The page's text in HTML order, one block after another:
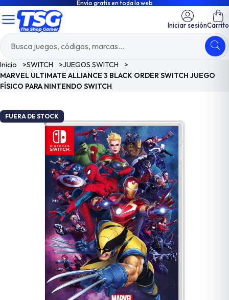
Envío gratis en toda la web
Iniciar sesiónCarrito
Inicio >SWITCH >JUEGOS SWITCH
>
MARVEL ULTIMATE ALLIANCE 3 BLACK ORDER SWITCH JUEGO
FÍSICO PARA NINTENDO SWITCH
FUERA DE STOCK